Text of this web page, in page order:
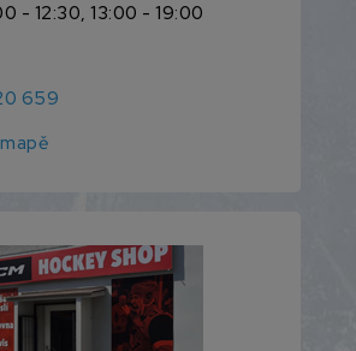
- 12:30, 13:00 - 19:00
659